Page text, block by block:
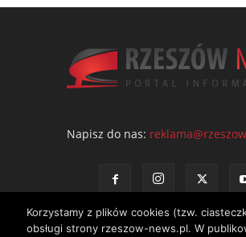
Napisz do nas:
Korzystamy z plików cookies (tzw.
obsługi strony rzeszow-news.pl. W